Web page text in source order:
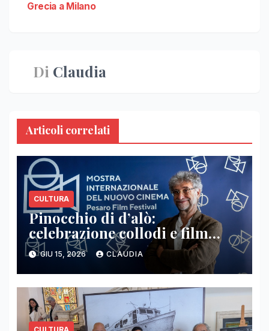
Grecia a Milano
Di Claudia
Articoli correlati
CULTURA
Pinocchio di d’alò:
celebrazione collodi e film
d’animazione
GIU 15, 2026 CLAUDIA